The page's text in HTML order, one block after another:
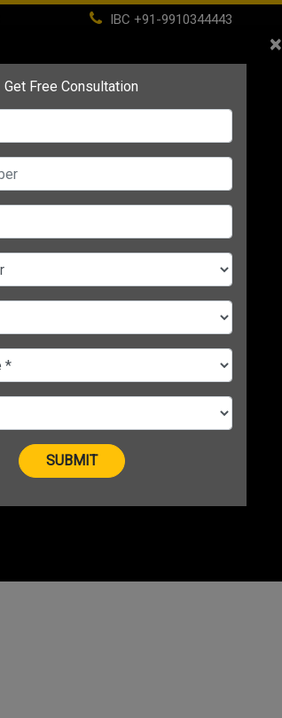
IBC +91-9910344443
Home(current)About IBC PSC
×